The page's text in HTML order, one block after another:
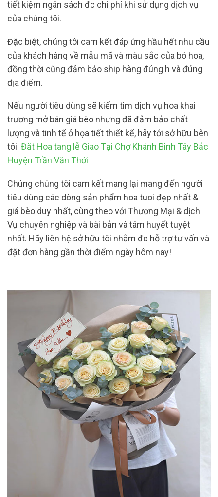
tiết kiệm ngân sách đc chi phí khi sử dụng dịch vụ
của chúng tôi.
Đặc biệt, chúng tôi cam kết đáp ứng hầu hết nhu cầu
của khách hàng về mẫu mã và màu sắc của bó hoa,
đồng thời cũng đảm bảo ship hàng đúng h và đúng
địa điểm.
Nếu người tiêu dùng sẽ kiếm tìm dịch vụ hoa khai
trương mở bán giá bèo nhưng đã đảm bảo chất
lượng và tinh tế ở họa tiết thiết kế, hãy tới sở hữu bên
tôi. Đăt Hoa tang lễ Giao Tại Chợ Khánh Bình Tây Bắc
Huyện Trần Văn Thới
Chúng chúng tôi cam kết mang lại mang đến người
tiêu dùng các dòng sản phẩm hoa tuoi đẹp nhất &
giá bèo duy nhất, cùng theo với Thương Mại & dịch
Vụ chuyên nghiệp và bài bản và tâm huyết tuyệt
nhất. Hãy liên hệ sở hữu tôi nhằm đc hỗ trợ tư vấn và
đặt đơn hàng gần thời điểm ngày hôm nay!